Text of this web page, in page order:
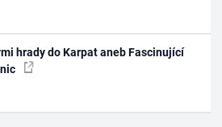
hrady do Karpat aneb Fascinující